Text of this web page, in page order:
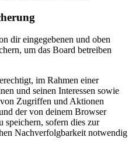
dir eingegebenen und oben
um das Board betreiben
im Rahmen einer
und seinen Interessen sowie
Zugriffen und Aktionen
der von deinem Browser
speichern, sofern dies zur
Nachverfolgbarkeit notwendig